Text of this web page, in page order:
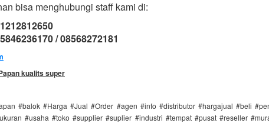
bisa menghubungi staff kami di:
/ 08568272181
kualits super
#balok #Harga #Jual #Order #agen #info #distributor #hargajual #beli
#usaha #toko #supplier #suplier #industri #tempat #pusat #reseller